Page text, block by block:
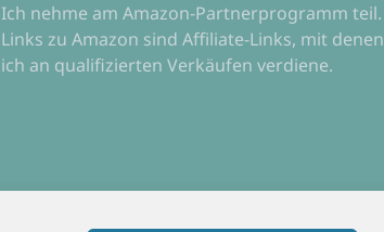
Ich nehme am Amazon-Partnerprogramm teil.
Links zu Amazon sind Affiliate-Links, mit denen
ich an qualifizierten Verkäufen verdiene.